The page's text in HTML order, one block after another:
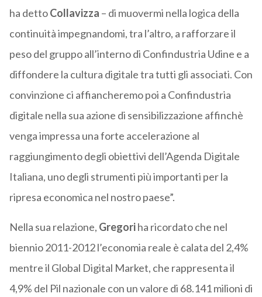
ha dettoCollavizza – di muovermi nella logica della
continuità impegnandomi, tra l’altro, a rafforzare il
peso del gruppo all’interno di Confindustria Udine e a
diffondere la cultura digitale tra tutti gli associati. Con
convinzione ci affiancheremo poi a Confindustria
digitale nella sua azione di sensibilizzazione affinchè
venga impressa una forte accelerazione al
raggiungimento degli obiettivi dell’Agenda Digitale
Italiana, uno degli strumenti più importanti per la
ripresa economica nel nostro paese”.
Nella sua relazione, Gregoriha ricordato che nel
biennio 2011-2012 l’economia reale è calata del 2,4%
mentre il Global Digital Market, che rappresenta il
4,9% del Pil nazionale con un valore di 68.141 milioni di